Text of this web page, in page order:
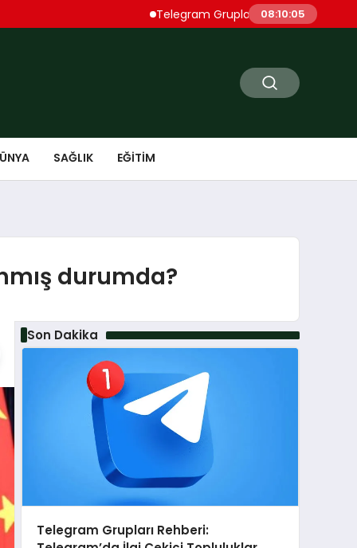
Telegram Grupları Rehberi: Telegram’da İlgi
08:10:07
SAĞLIK EĞITIM
durumda?
Son Dakika
Telegram Grupları Rehberi: